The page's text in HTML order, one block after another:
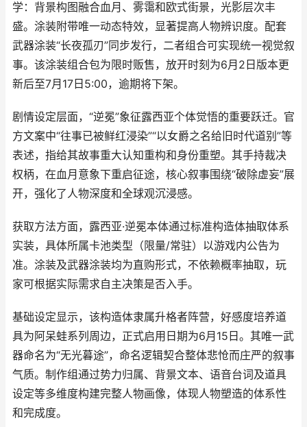
学：背景构图融合血月、雾霭和欧式街景，光影层次丰
盛。涂装附带唯一动态特效，显著提高人物辨识度。配套
武器涂装“长夜孤刃”同步发行，二者组合可实现统一视觉叙
事。该涂装组合包为限时贩售，放开时刻为6月2日版本更
新后至7月17日5:00，逾期将下架。
剧情设定层面，“逆冕”象征露西亚个体觉悟的重要跃迁。官
方文案中“往事已被鲜红浸染”“以女爵之名给旧时代道别”等
表述，指给其故事重大认知重构和身份重塑。其手持裁决
权柄，在血月意象下重启征途，核心叙事围绕“破除虚妄”展
开，强化了人物深度和全球观沉浸感。
获取方法方面，露西亚·逆冕本体通过标准构造体抽取体系
实装，具体所属卡池类型（限量/常驻）以游戏内公告为
准。涂装及武器涂装均为直购形式，不依赖概率抽取，玩
家可根据实际需求自主决策是否入手。
基础设定显示，该构造体隶属升格者阵营，好感度培养道
具为阿呆蛙系列周边，正式启用日期为6月15日。其唯一武
器命名为“无光暮途”，命名逻辑契合整体悲怆而庄严的叙事
气质。制作组通过势力归属、背景文本、语音台词及道具
设定等多维度构建完整人物画像，体现人物塑造的体系性
和完成度。